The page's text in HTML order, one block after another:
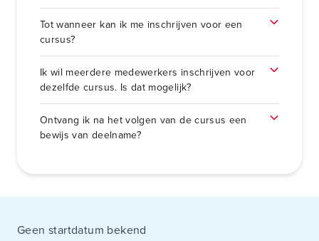
Tot wanneer kan ik me inschrijven voor een
cursus?
Ik wil meerdere medewerkers inschrijven voor
dezelfde cursus. Is dat mogelijk?
Ontvang ik na het volgen van de cursus een
bewijs van deelname?
Geen startdatum bekend